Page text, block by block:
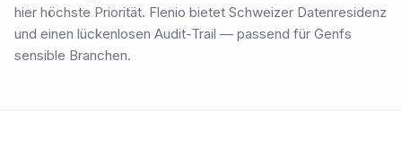
hier höchste Priorität. Flenio bietet Schweizer Datenresidenz
und einen lückenlosen Audit-Trail — passend für Genfs
sensible Branchen.